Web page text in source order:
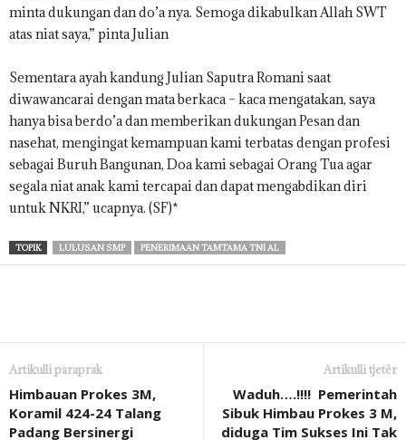
minta dukungan dan do’a nya. Semoga dikabulkan Allah SWT
atas niat saya,” pinta Julian
Sementara ayah kandung Julian Saputra Romani saat
diwawancarai dengan mata berkaca – kaca mengatakan, saya
hanya bisa berdo’a dan memberikan dukungan Pesan dan
nasehat, mengingat kemampuan kami terbatas dengan profesi
sebagai Buruh Bangunan, Doa kami sebagai Orang Tua agar
segala niat anak kami tercapai dan dapat mengabdikan diri
untuk NKRI,” ucapnya. (SF)*
TOPIK LULUSAN SMP PENERIMAAN TAMTAMA TNI AL
Artikulli paraprak
Himbauan Prokes 3M,
Koramil 424-24 Talang
Padang Bersinergi
Artikulli tjetër
Waduh….!!!! Pemerintah
Sibuk Himbau Prokes 3 M,
diduga Tim Sukses Ini Tak